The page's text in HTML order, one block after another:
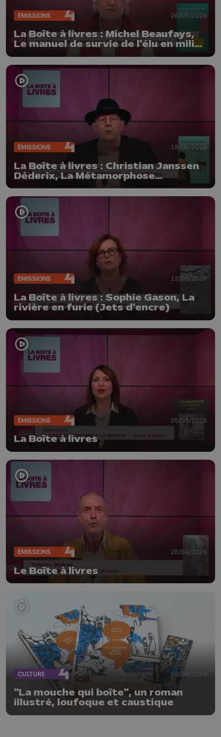
ÉMISSIONS 26/05/2026
La Boîte à livres : Michel Beaufays,
Le manuel de survie de l'élu en milieu
Dehareng)
ÉMISSIONS 19/05/2026
La Boîte à livres : Christian Janssen
Déderix, La Métamorphose
intérieure (Santana Editeur)
ÉMISSIONS 12/05/2026
La Boîte à livres : Sophie Gason, La
rivière en furie (Jets d'encre)
ÉMISSIONS 05/05/2026
La Boîte à livres
ÉMISSIONS 28/04/2026
Le Boîte à livres
CULTURE 26/04/2026
"La mouche qui boîte", un roman
illustré, loufoque et caustique